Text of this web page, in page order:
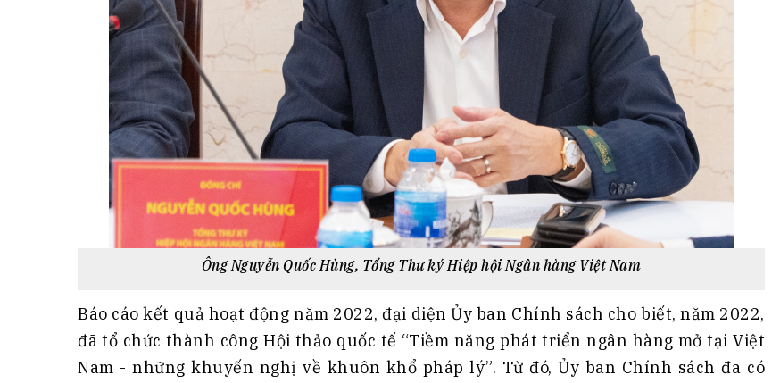
Ông Nguyễn Quốc Hùng, Tổng Thư ký Hiệp hội Ngân hàng Việt Nam
Báo cáo kết quả hoạt động năm 2022, đại diện Ủy ban Chính sách cho biết, năm 2022,
đã tổ chức thành công Hội thảo quốc tế “Tiềm năng phát triển ngân hàng mở tại Việt
Nam - những khuyến nghị về khuôn khổ pháp lý”. Từ đó, Ủy ban Chính sách đã có